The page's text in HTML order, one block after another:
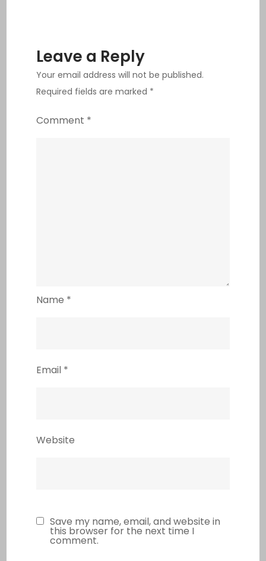
Leave a Reply
Your email address will not be published.
Required fields are marked *
Comment *
Name *
Email *
Website
Save my name, email, and website in
this browser for the next time I
comment.